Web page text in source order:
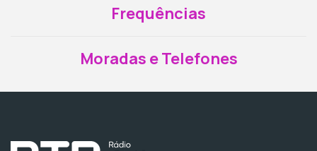
Frequências
Moradas e Telefones